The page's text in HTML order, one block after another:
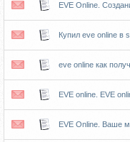
EVE Online.
Купил eve online в
eve online как
EVE online. EVE
EVE Online. Ваше